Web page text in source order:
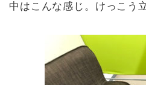
中はこんな感じ。けっこう